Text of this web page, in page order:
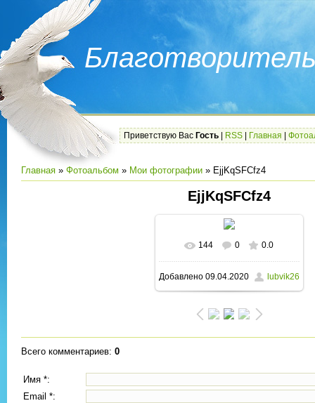
Приветствую Вас Гость RSS Главная
Главная » Фотоальбом » Мои фотографии » EjjKqSFCfz4
EjjKqSFCfz4
В реальном размере
810x1080/ 341.2Kb
144 0 0.0
Добавлено09.04.2020 lubvik26
Всего комментариев: 0
Имя *:
Email *: